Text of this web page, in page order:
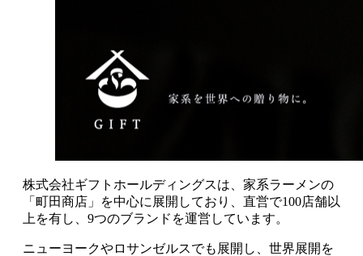
株式会社ギフトホールディングスは、家系ラーメンの
「町田商店」を中心に展開しており、直営で100店舗以
上を有し、9つのブランドを運営しています。
ニューヨークやロサンゼルスでも展開し、世界展開を